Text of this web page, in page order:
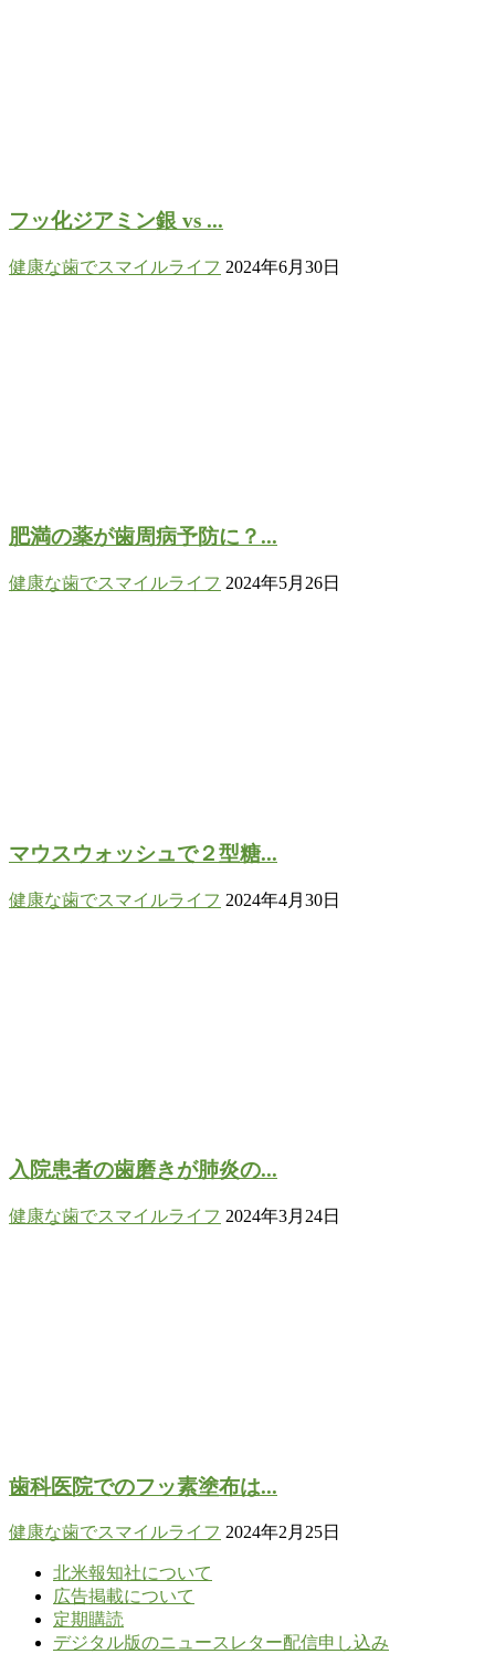
フッ化ジアミン銀 vs ...
健康な歯でスマイルライフ 2024年6月30日
肥満の薬が歯周病予防に？...
健康な歯でスマイルライフ 2024年5月26日
マウスウォッシュで２型糖...
健康な歯でスマイルライフ 2024年4月30日
入院患者の歯磨きが肺炎の...
健康な歯でスマイルライフ 2024年3月24日
歯科医院でのフッ素塗布は...
健康な歯でスマイルライフ 2024年2月25日
北米報知社について
広告掲載について
定期購読
デジタル版のニュースレター配信申し込み